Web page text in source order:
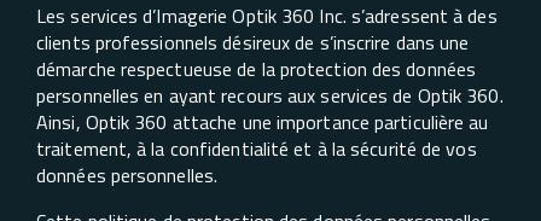
Les services d’Imagerie Optik 360 Inc. s’adressent à des
clients professionnels désireux de s’inscrire dans une
démarche respectueuse de la protection des données
personnelles en ayant recours aux services de Optik 360.
Ainsi, Optik 360 attache une importance particulière au
traitement, à la confidentialité et à la sécurité de vos
données personnelles.